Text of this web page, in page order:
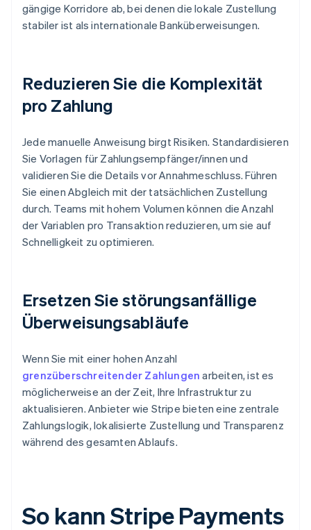
gängige Korridore ab, bei denen die lokale Zustellung
stabiler ist als internationale Banküberweisungen.
Reduzieren Sie die Komplexität
pro Zahlung
Jede manuelle Anweisung birgt Risiken. Standardisieren
Sie Vorlagen für Zahlungsempfänger/innen und
validieren Sie die Details vor Annahmeschluss. Führen
Sie einen Abgleich mit der tatsächlichen Zustellung
durch. Teams mit hohem Volumen können die Anzahl
der Variablen pro Transaktion reduzieren, um sie auf
Schnelligkeit zu optimieren.
Ersetzen Sie störungsanfällige
Überweisungsabläufe
Wenn Sie mit einer hohen Anzahl
grenzüberschreitender Zahlungen arbeiten, ist es
möglicherweise an der Zeit, Ihre Infrastruktur zu
aktualisieren. Anbieter wie Stripe bieten eine zentrale
Zahlungslogik, lokalisierte Zustellung und Transparenz
während des gesamten Ablaufs.
So kann Stripe Payments